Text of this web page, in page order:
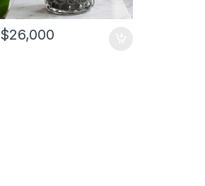
$26,000